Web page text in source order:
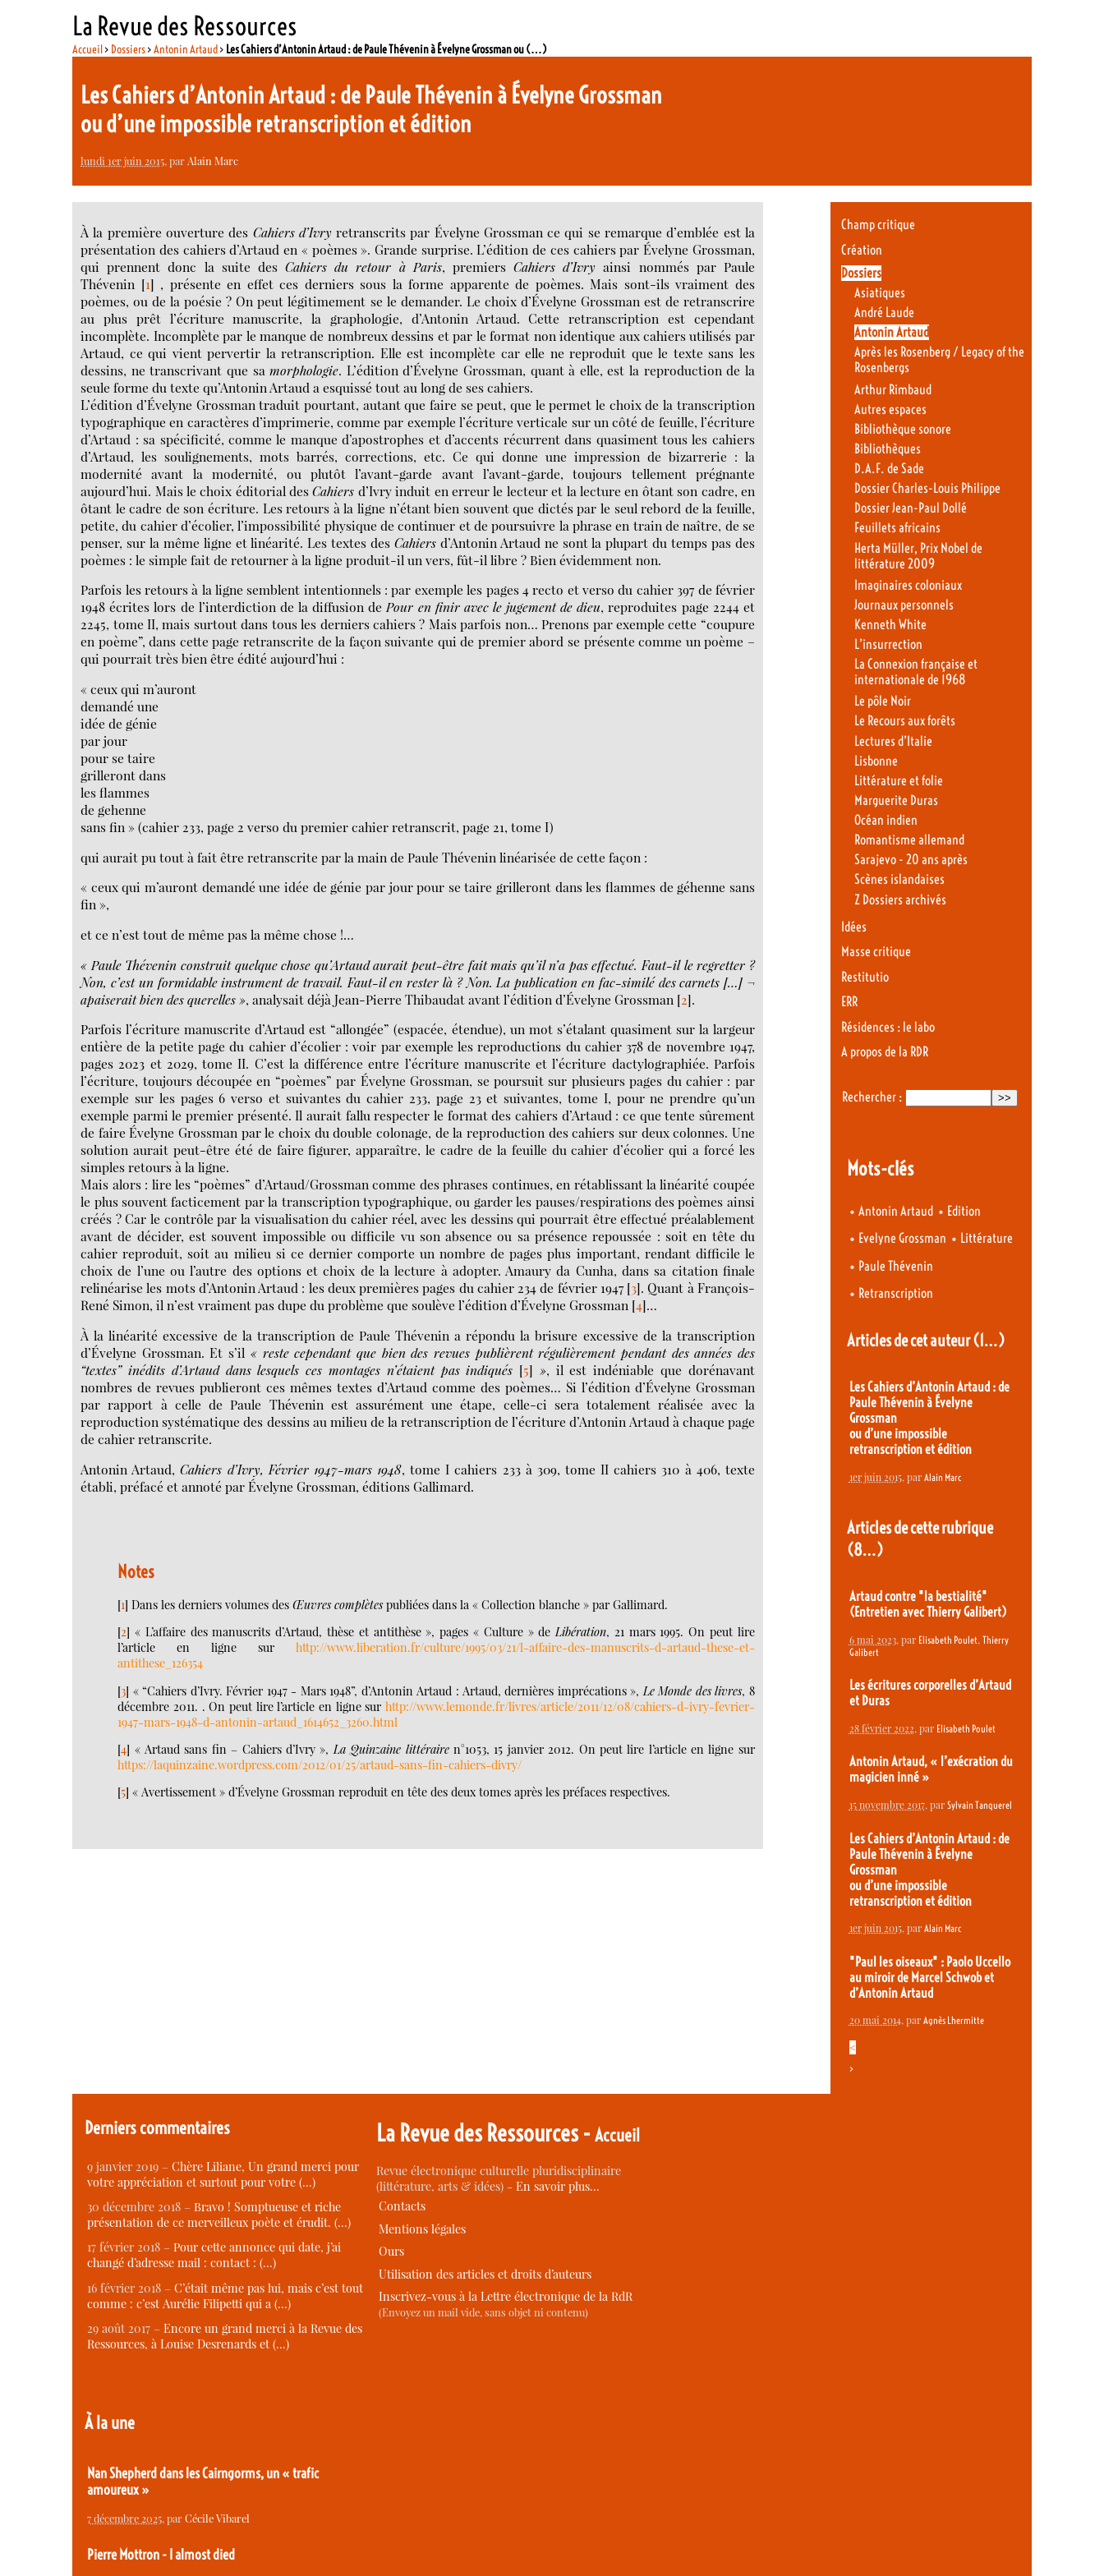
La Revue des Ressources
Accueil> Dossiers>Antonin Artaud> Les Cahiers d’Antonin Artaud : de Paule Thévenin à Évelyne Grossman ou (…)
Les Cahiers d’Antonin Artaud : de Paule Thévenin à Évelyne Grossman
ou d’une impossible retranscription et édition
lundi 1er juin 2015, parAlain Marc
À la première ouverture des Cahiers d’Ivryretranscrits par Évelyne Grossman ce qui se remarque d’emblée est la
présentation des cahiers d’Artaud en « poèmes ». Grande surprise. L’édition de ces cahiers par Évelyne Grossman,
qui prennent donc la suite desCahiers du retour à Paris, premiersCahiers d’Ivryainsi nommés par Paule
Thévenin [1] , présente en effet ces derniers sous la forme apparente de poèmes. Mais sont-ils vraiment des
poèmes, ou de la poésie ? On peut légitimement se le demander. Le choix d’Évelyne Grossman est de retranscrire
au plus prêt l’écriture manuscrite, la graphologie, d’Antonin Artaud. Cette retranscription est cependant
incomplète. Incomplète par le manque de nombreux dessins et par le format non identique aux cahiers utilisés par
Artaud, ce qui vient pervertir la retranscription. Elle est incomplète car elle ne reproduit que le texte sans les
dessins, ne transcrivant que samorphologie. L’édition d’Évelyne Grossman, quant à elle, est la reproduction de la
seule forme du texte qu’Antonin Artaud a esquissé tout au long de ses cahiers.
L’édition d’Évelyne Grossman traduit pourtant, autant que faire se peut, que le permet le choix de la transcription
typographique en caractères d’imprimerie, comme par exemple l’écriture verticale sur un côté de feuille, l’écriture
d’Artaud : sa spécificité, comme le manque d’apostrophes et d’accents récurrent dans quasiment tous les cahiers
d’Artaud, les soulignements, mots barrés, corrections, etc. Ce qui donne une impression de bizarrerie : la
modernité avant la modernité, ou plutôt l’avant-garde avant l’avant-garde, toujours tellement prégnante
aujourd’hui. Mais le choix éditorial desCahiers d’Ivry induit en erreur le lecteur et la lecture en ôtant son cadre, en
ôtant le cadre de son écriture. Les retours à la ligne n’étant bien souvent que dictés par le seul rebord de la feuille,
petite, du cahier d’écolier, l’impossibilité physique de continuer et de poursuivre la phrase en train de naître, de se
penser, sur la même ligne et linéarité. Les textes desCahiers d’Antonin Artaud ne sont la plupart du temps pas des
poèmes : le simple fait de retourner à la ligne produit-il un vers, fût-il libre ? Bien évidemment non.
Parfois les retours à la ligne semblent intentionnels : par exemple les pages 4 recto et verso du cahier 397 de février
1948 écrites lors de l’interdiction de la diffusion dePour en finir avec le jugement de dieu, reproduites page 2244 et
2245, tome II, mais surtout dans tous les derniers cahiers ? Mais parfois non… Prenons par exemple cette “coupure
en poème”, dans cette page retranscrite de la façon suivante qui de premier abord se présente comme un poème –
qui pourrait très bien être édité aujourd’hui :
« ceux qui m’auront
demandé une
idée de génie
par jour
pour se taire
grilleront dans
les flammes
de gehenne
sans fin » (cahier 233, page 2 verso du premier cahier retranscrit, page 21, tome I)
qui aurait pu tout à fait être retranscrite par la main de Paule Thévenin linéarisée de cette façon :
« ceux qui m’auront demandé une idée de génie par jour pour se taire grilleront dans les flammes de géhenne sans
fin »,
et ce n’est tout de même pas la même chose !…
« Paule Thévenin construit quelque chose qu’Artaud aurait peut-être fait mais qu’il n’a pas effectué. Faut-il le regretter ?
Non, c’est un formidable instrument de travail. Faut-il en rester là ? Non. La publication en fac-similé des carnets […] ¬
apaiserait bien des querelles », analysait déjà Jean-Pierre Thibaudat avant l’édition d’Évelyne Grossman [2].
Parfois l’écriture manuscrite d’Artaud est “allongée” (espacée, étendue), un mot s’étalant quasiment sur la largeur
entière de la petite page du cahier d’écolier : voir par exemple les reproductions du cahier 378 de novembre 1947,
pages 2023 et 2029, tome II. C’est la différence entre l’écriture manuscrite et l’écriture dactylographiée. Parfois
l’écriture, toujours découpée en “poèmes” par Évelyne Grossman, se poursuit sur plusieurs pages du cahier : par
exemple sur les pages 6 verso et suivantes du cahier 233, page 23 et suivantes, tome I, pour ne prendre qu’un
exemple parmi le premier présenté. Il aurait fallu respecter le format des cahiers d’Artaud : ce que tente sûrement
de faire Évelyne Grossman par le choix du double colonage, de la reproduction des cahiers sur deux colonnes. Une
solution aurait peut-être été de faire figurer, apparaître, le cadre de la feuille du cahier d’écolier qui a forcé les
simples retours à la ligne.
Mais alors : lire les “poèmes” d’Artaud/Grossman comme des phrases continues, en rétablissant la linéarité coupée
le plus souvent facticement par la transcription typographique, ou garder les pauses/respirations des poèmes ainsi
créés ? Car le contrôle par la visualisation du cahier réel, avec les dessins qui pourrait être effectué préalablement
avant de décider, est souvent impossible ou difficile vu son absence ou sa présence repoussée : soit en tête du
cahier reproduit, soit au milieu si ce dernier comporte un nombre de pages plus important, rendant difficile le
choix de l’une ou l’autre des options et choix de la lecture à adopter. Amaury da Cunha, dans sa citation finale
relinéarise les mots d’Antonin Artaud : les deux premières pages du cahier 234 de février 1947[3]. Quant à François-
René Simon, il n’est vraiment pas dupe du problème que soulève l’édition d’Évelyne Grossman [4]…
À la linéarité excessive de la transcription de Paule Thévenin a répondu la brisure excessive de la transcription
d’Évelyne Grossman. Et s’il « reste cependant que bien des revues publièrent régulièrement pendant des années des
“textes” inédits d’Artaud dans lesquels ces montages n’étaient pas indiqués [5] », il est indéniable que dorénavant
nombres de revues publieront ces mêmes textes d’Artaud comme des poèmes… Si l’édition d’Évelyne Grossman
par rapport à celle de Paule Thévenin est assurément une étape, celle-ci sera totalement réalisée avec la
reproduction systématique des dessins au milieu de la retranscription de l’écriture d’Antonin Artaud à chaque page
de cahier retranscrite.
Antonin Artaud,Cahiers d’Ivry, Février 1947-mars 1948, tome I cahiers 233 à 309, tome II cahiers 310 à 406, texte
établi, préfacé et annoté par Évelyne Grossman, éditions Gallimard.
Notes
[1]Dans les derniers volumes desŒuvres complètespubliées dans la « Collection blanche » par Gallimard.
[2] « L’affaire des manuscrits d’Artaud, thèse et antithèse », pages « Culture » deLibération, 21 mars 1995. On peut lire
l’article en ligne sur http://www.liberation.fr/culture/1995/03/21/l-affaire-des-manuscrits-d-artaud-these-et-
antithese_126354
[3] « “Cahiers d’Ivry. Février 1947 - Mars 1948”, d’Antonin Artaud : Artaud, dernières imprécations », Le Monde des livres, 8
décembre 2011. . On peut lire l’article en ligne sur http://www.lemonde.fr/livres/article/2011/12/08/cahiers-d-ivry-fevrier-
1947-mars-1948-d-antonin-artaud_1614652_3260.html
[4] « Artaud sans fin – Cahiers d’Ivry »,La Quinzaine littérairen°1053, 15 janvier 2012. On peut lire l’article en ligne sur
https://laquinzaine.wordpress.com/2012/01/25/artaud-sans-fin-cahiers-divry/
[5]« Avertissement » d’Évelyne Grossman reproduit en tête des deux tomes après les préfaces respectives.
Champ critique
Création
Dossiers
Asiatiques
André Laude
Antonin Artaud
Après les Rosenberg / Legacy of the
Rosenbergs
Arthur Rimbaud
Autres espaces
Bibliothèque sonore
Bibliothèques
D.A.F. de Sade
Dossier Charles-Louis Philippe
Dossier Jean-Paul Dollé
Feuillets africains
Herta Müller, Prix Nobel de
littérature 2009
Imaginaires coloniaux
Journaux personnels
Kenneth White
L’insurrection
La Connexion française et
internationale de 1968
Le pôle Noir
Le Recours aux forêts
Lectures d’Italie
Lisbonne
Littérature et folie
Marguerite Duras
Océan indien
Romantisme allemand
Sarajevo - 20 ans après
Scènes islandaises
Z Dossiers archivés
Idées
Masse critique
Restitutio
ERR
Résidences : le labo
A propos de la RDR
Rechercher :
Mots-clés
• Antonin Artaud • Edition
• Evelyne Grossman • Littérature
• Paule Thévenin
• Retranscription
Articles de cet auteur(1…)
Les Cahiers d’Antonin Artaud : de
Paule Thévenin à Évelyne
Grossman
ou d’une impossible
retranscription et édition
1er juin 2015, par Alain Marc
Articles de cette rubrique
(8…)
Artaud contre "la bestialité"
(Entretien avec Thierry Galibert)
6 mai 2023, par Elisabeth Poulet, Thierry
Galibert
Les écritures corporelles d’Artaud
et Duras
28 février 2022, par Elisabeth Poulet
Antonin Artaud, « l’exécration du
magicien inné »
15 novembre 2017, par Sylvain Tanquerel
Les Cahiers d’Antonin Artaud : de
Paule Thévenin à Évelyne
Grossman
ou d’une impossible
retranscription et édition
1er juin 2015, par Alain Marc
"Paul les oiseaux" : Paolo Uccello
au miroir de Marcel Schwob et
d’Antonin Artaud
20 mai 2014, par Agnès Lhermitte
<
>
Derniers commentaires
9 janvier 2019 – Chère Liliane, Un grand merci pour
votre appréciation et surtout pour votre (…)
30 décembre 2018 – Bravo ! Somptueuse et riche
présentation de ce merveilleux poète et érudit. (…)
17 février 2018 – Pour cette annonce qui date, j’ai
changé d’adresse mail : contact : (…)
16 février 2018 – C’était même pas lui, mais c’est tout
comme : c’est Aurélie Filipetti qui a (…)
29 août 2017 – Encore un grand merci à la Revue des
Ressources, à Louise Desrenards et (…)
À la une
Nan Shepherd dans les Cairngorms, un « trafic
amoureux »
7 décembre 2025, parCécile Vibarel
Pierre Mottron - I almost died
La Revue des Ressources -Accueil
Revue électronique culturelle pluridisciplinaire
(littérature, arts & idées) -En savoir plus…
Contacts
Mentions légales
Ours
Utilisation des articles et droits d’auteurs
Inscrivez-vous à la Lettre électronique de la RdR
(Envoyez un mail vide, sans objet ni contenu)